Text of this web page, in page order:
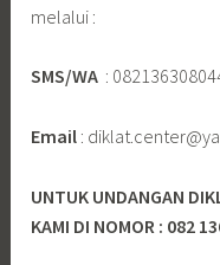
melalui :
SMS/WA :
Email :
UNTUK UNDANGAN
KAMI DI NOMOR : 082